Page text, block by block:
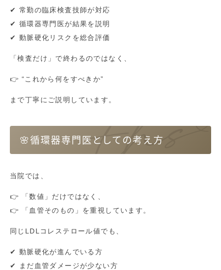
✔ 常勤の臨床検査技師が対応
✔ 循環器専門医が結果を説明
✔ 動脈硬化リスクを総合評価
「検査だけ」で終わるのではなく、
👉 “これから何をすべきか”
まで丁寧にご説明しています。
🌸循環器専門医としての考え方
当院では、
👉 「数値」だけではなく、
👉 「血管そのもの」を重視しています。
同じLDLコレステロール値でも、
✔ 動脈硬化が進んでいる方
✔ まだ血管ダメージが少ない方